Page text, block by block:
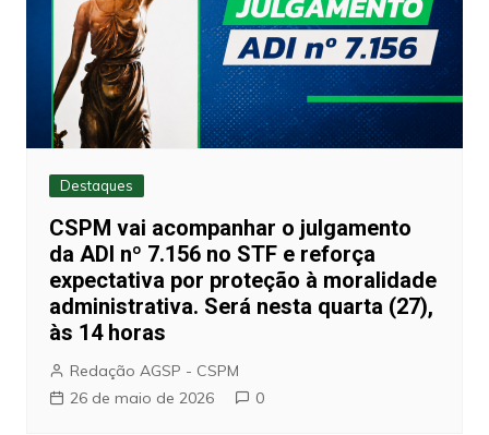
Destaques
CSPM vai acompanhar o julgamento
da ADI nº 7.156 no STF e reforça
expectativa por proteção à moralidade
administrativa. Será nesta quarta (27),
às 14 horas
Redação AGSP - CSPM
26 de maio de 2026
0